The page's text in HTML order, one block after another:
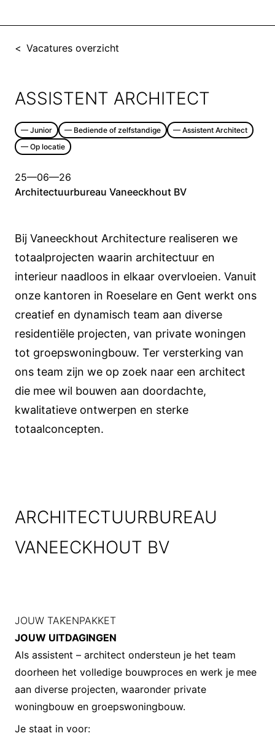
< Vacatures overzicht
ASSISTENT ARCHITECT
— Junior — Bediende of zelfstandige — Assistent Architect
— Op locatie
25—06—26
Architectuurbureau Vaneeckhout BV
Bij Vaneeckhout Architecture realiseren we
totaalprojecten waarin architectuur en
interieur naadloos in elkaar overvloeien. Vanuit
onze kantoren in Roeselare en Gent werkt ons
creatief en dynamisch team aan diverse
residentiële projecten, van private woningen
tot groepswoningbouw. Ter versterking van
ons team zijn we op zoek naar een architect
die mee wil bouwen aan doordachte,
kwalitatieve ontwerpen en sterke
totaalconcepten.
ARCHITECTUURBUREAU
VANEECKHOUT BV
JOUW TAKENPAKKET
JOUW UITDAGINGEN
Als assistent – architect ondersteun je het team
doorheen het volledige bouwproces en werk je mee
aan diverse projecten, waaronder private
woningbouw en groepswoningbouw.
Je staat in voor: